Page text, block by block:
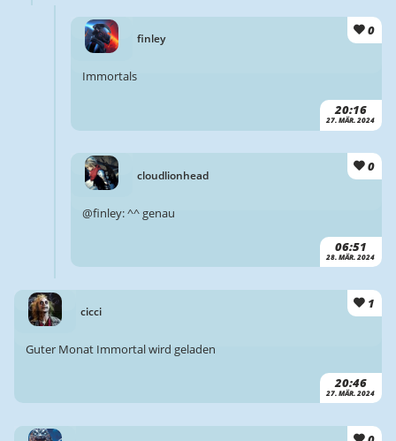
finley
0
20:16
27. MÄR. 2024
Immortals
cloudlionhead
0
06:51
28. MÄR. 2024
@finley: ^^ genau
cicci
1
20:46
27. MÄR. 2024
Guter Monat Immortal wird geladen